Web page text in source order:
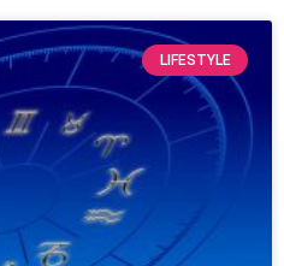
LIFESTYLE